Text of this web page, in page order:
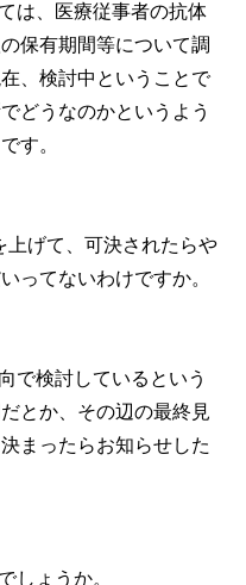
は、医療従事者の抗体
保有期間等について調
、検討中ということで
どうなのかというよう
す。
げて、可決されたらや
ってないわけですか。
で検討しているという
とか、その辺の最終見
まったらお知らせした
しょうか。